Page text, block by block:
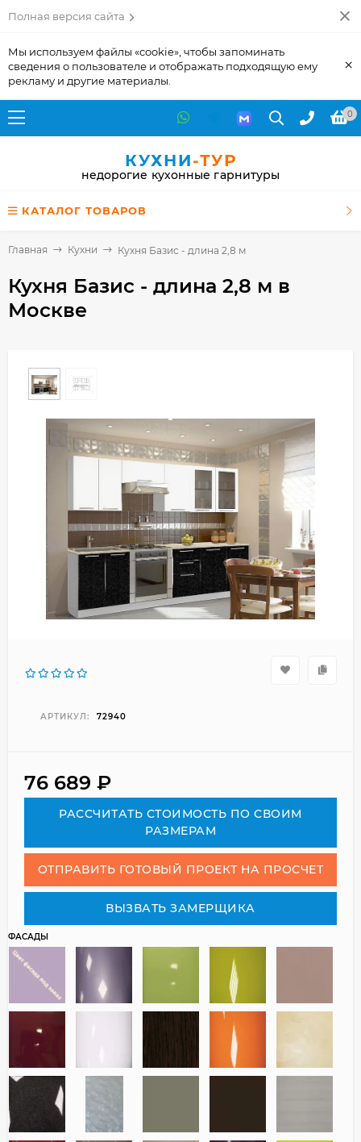
Полная версия сайта
Мы используем файлы «cookie», чтобы запоминать
сведения о пользователе и отображать подходящую ему
рекламу и другие материалы.
×
0
КУХНИ-ТУР
недорогие кухонные гарнитуры
КАТАЛОГ ТОВАРОВ
Главная Кухни Кухня Базис - длина 2,8 м
Кухня Базис - длина 2,8 м в
Москве
АРТИКУЛ: 72940
76 689 ₽
РАСCЧИТАТЬ СТОИМОСТЬ ПО СВОИМ
РАЗМЕРАМ
ОТПРАВИТЬ ГОТОВЫЙ ПРОЕКТ НА ПРОСЧЕТ
ВЫЗВАТЬ ЗАМЕРЩИКА
ФАСАДЫ